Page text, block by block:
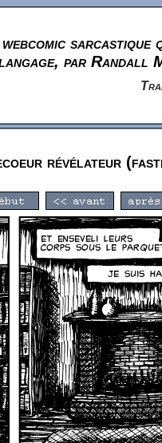
sarcastique
par Randall
révélateur